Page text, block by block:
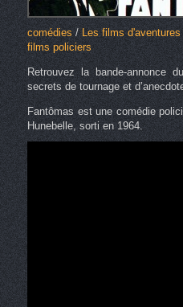
comédies /Les films d'aventures
films policiers
Retrouvez la bande-annonce
secrets de tournage et
Fantômas est une comédie
Hunebelle, sorti en 1964.